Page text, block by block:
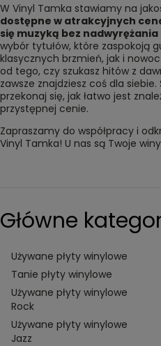
W Vinyl Tamka stawiamy na
dostępne w atrakcyjnych
się muzyką bez
wybór tytułów, które zaspokoją
klasycznych brzmień, jak i
od tego, czy szukasz hitów z
zawsze znajdziesz coś dla
przekonaj się, jak łatwo jest
przystępnej cenie.
Zapraszamy do współpracy i
Vinyl Tamka! U nas są Twoje
Główne
Używane płyty winylowe
Tanie płyty winylowe
Używane płyty winylowe
Rock
Używane płyty winylowe
Jazz